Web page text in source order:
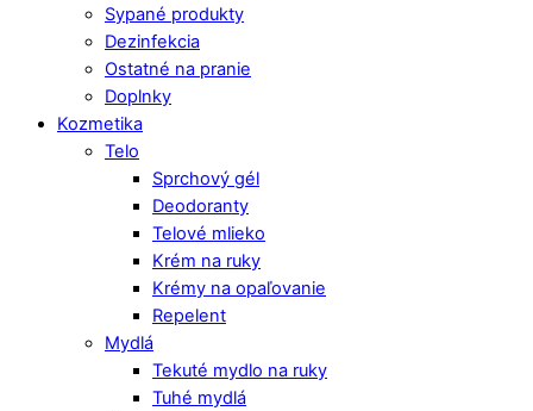
Sypané produkty
Dezinfekcia
Ostatné na pranie
Doplnky
Kozmetika
Telo
Sprchový gél
Deodoranty
Telové mlieko
Krém na ruky
Krémy na opaľovanie
Repelent
Mydlá
Tekuté mydlo na ruky
Tuhé mydlá